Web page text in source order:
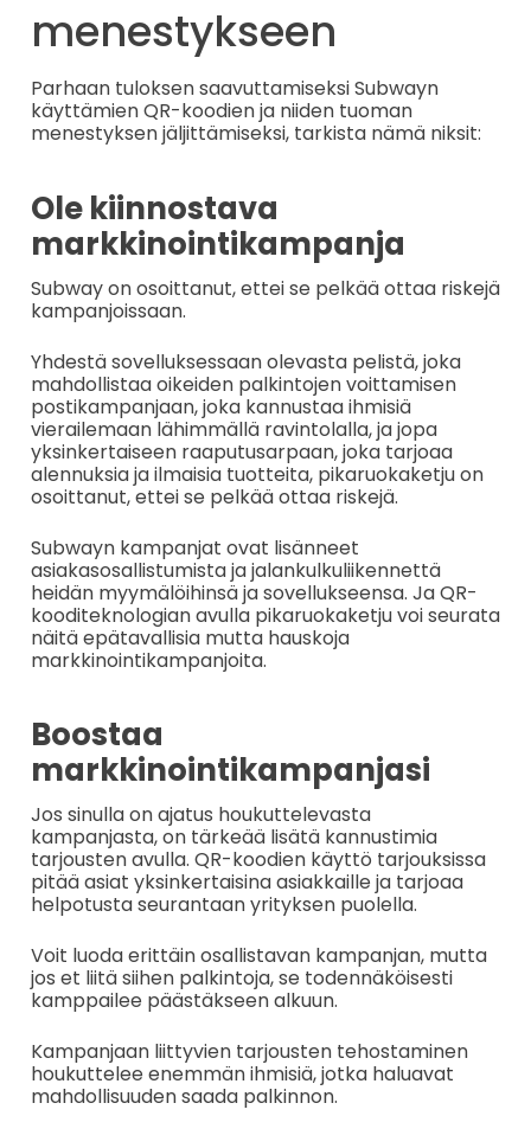
menestykseen
Parhaan tuloksen saavuttamiseksi Subwayn
käyttämien QR-koodien ja niiden tuoman
menestyksen jäljittämiseksi, tarkista nämä niksit:
Ole kiinnostava
markkinointikampanja
Subway on osoittanut, ettei se pelkää ottaa riskejä
kampanjoissaan.
Yhdestä sovelluksessaan olevasta pelistä, joka
mahdollistaa oikeiden palkintojen voittamisen
postikampanjaan, joka kannustaa ihmisiä
vierailemaan lähimmällä ravintolalla, ja jopa
yksinkertaiseen raaputusarpaan, joka tarjoaa
alennuksia ja ilmaisia tuotteita, pikaruokaketju on
osoittanut, ettei se pelkää ottaa riskejä.
Subwayn kampanjat ovat lisänneet
asiakasosallistumista ja jalankulkuliikennettä
heidän myymälöihinsä ja sovellukseensa. Ja QR-
kooditeknologian avulla pikaruokaketju voi seurata
näitä epätavallisia mutta hauskoja
markkinointikampanjoita.
Boostaa
markkinointikampanjasi
Jos sinulla on ajatus houkuttelevasta
kampanjasta, on tärkeää lisätä kannustimia
tarjousten avulla. QR-koodien käyttö tarjouksissa
pitää asiat yksinkertaisina asiakkaille ja tarjoaa
helpotusta seurantaan yrityksen puolella.
Voit luoda erittäin osallistavan kampanjan, mutta
jos et liitä siihen palkintoja, se todennäköisesti
kamppailee päästäkseen alkuun.
Kampanjaan liittyvien tarjousten tehostaminen
houkuttelee enemmän ihmisiä, jotka haluavat
mahdollisuuden saada palkinnon.